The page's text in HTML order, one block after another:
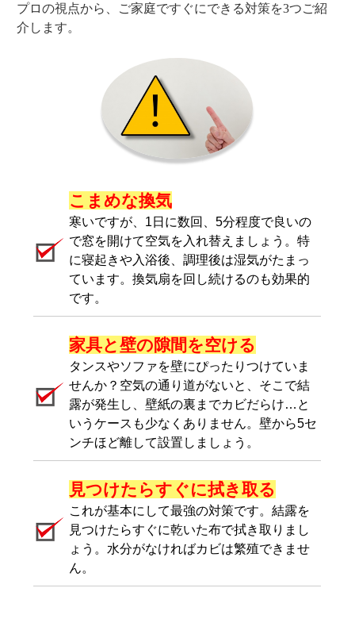
プロの視点から、ご家庭ですぐにできる対策を3つご紹
介します。
こまめな換気
寒いですが、1日に数回、5分程度で良いの
で窓を開けて空気を入れ替えましょう。特
に寝起きや入浴後、調理後は湿気がたまっ
ています。換気扇を回し続けるのも効果的
です。
家具と壁の隙間を空ける
タンスやソファを壁にぴったりつけていま
せんか？空気の通り道がないと、そこで結
露が発生し、壁紙の裏までカビだらけ…と
いうケースも少なくありません。壁から5セ
ンチほど離して設置しましょう。
見つけたらすぐに拭き取る
これが基本にして最強の対策です。結露を
見つけたらすぐに乾いた布で拭き取りまし
ょう。水分がなければカビは繁殖できませ
ん。